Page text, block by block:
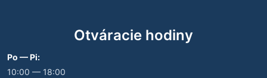
Otváracie hodiny
Po — Pi:
10:00 — 18:00